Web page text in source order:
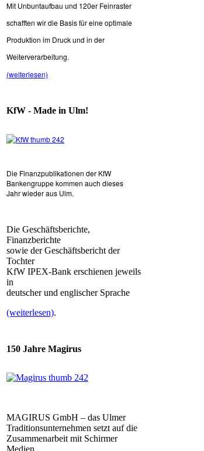
Mit Unbuntaufbau und 120er Feinraster
schafften wir die Basis für eine optimale
Produktion im Druck und in der
Weiterverarbeitung.
(weiterlesen)
KfW - Made in Ulm!
Die Finanzpublikationen der KfW
Bankengruppe kommen auch dieses
Jahr wieder aus Ulm.
Die Geschäftsberichte,
Finanzberichte
sowie der Geschäftsbericht der
Tochter
KfW IPEX-Bank erschienen jeweils
in
deutscher und englischer Sprache
(weiterlesen).
150 Jahre Magirus
MAGIRUS GmbH – das Ulmer
Traditionsunternehmen setzt auf die
Zusammenarbeit mit Schirmer